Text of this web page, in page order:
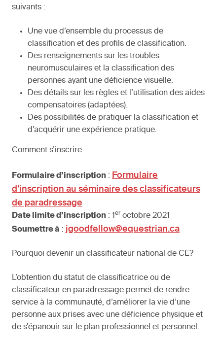
suivants :
Une vue d’ensemble du processus de
classification et des profils de classification.
Des renseignements sur les troubles
neuromusculaires et la classification des
personnes ayant une déficience visuelle.
Des détails sur les règles et l’utilisation des aides
compensatoires (adaptées).
Des possibilités de pratiquer la classification et
d’acquérir une expérience pratique.
Comment s’inscrire
Formulaire d’inscription : Formulaire
d’inscription au séminaire des classificateurs
de paradressage
Date limite d’inscription : 1er octobre 2021
Soumettre à : jgoodfellow@equestrian.ca
Pourquoi devenir un classificateur national de CE?
L’obtention du statut de classificatrice ou de
classificateur en paradressage permet de rendre
service à la communauté, d’améliorer la vie d’une
personne aux prises avec une déficience physique et
de s’épanouir sur le plan professionnel et personnel.